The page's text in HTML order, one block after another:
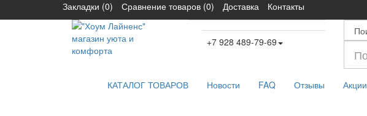
Закладки (0) Сравнение товаров (0) Доставка Контакты
+7 928 489-79-69
КАТАЛОГ ТОВАРОВ Новости FAQ Отзывы Акции